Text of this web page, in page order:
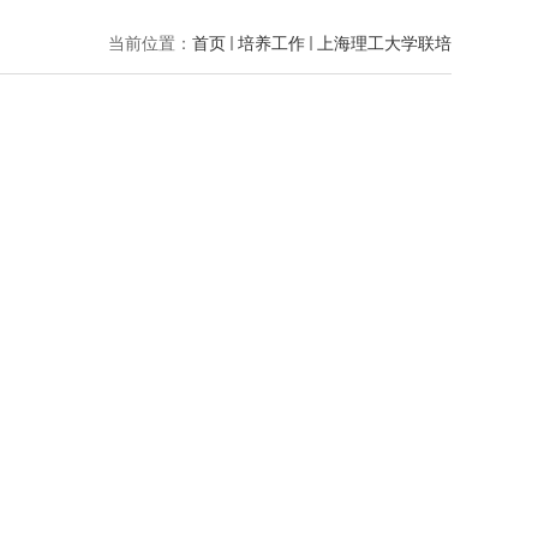
当前位置： 首页 培养工作 上海理工大学联培